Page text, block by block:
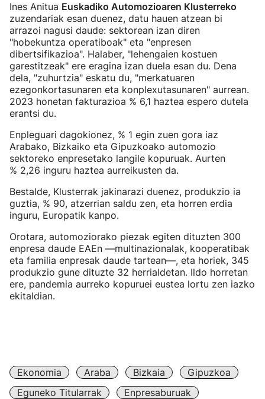
Ines Anitua Euskadiko Automozioaren Klusterreko
zuzendariak esan duenez, datu hauen atzean bi
arrazoi nagusi daude: sektorean izan diren
"hobekuntza operatiboak" eta "enpresen
dibertsifikazioa". Halaber, "lehengaien kostuen
garestitzeak" ere eragina izan duela esan du. Dena
dela, "zuhurtzia" eskatu du, "merkatuaren
ezegonkortasunaren eta konplexutasunaren" aurrean.
2023 honetan fakturazioa % 6,1 haztea espero dutela
erantsi du.
Enpleguari dagokionez, % 1 egin zuen gora iaz
Arabako, Bizkaiko eta Gipuzkoako automozio
sektoreko enpresetako langile kopuruak. Aurten
% 2,26 inguru haztea aurreikusten da.
Bestalde, Klusterrak jakinarazi duenez, produkzio ia
guztia, % 90, atzerrian saldu zen, eta horren erdia
inguru, Europatik kanpo.
Orotara, automoziorako piezak egiten dituzten 300
enpresa daude EAEn —multinazionalak, kooperatibak
eta familia enpresak daude tartean—, eta horiek, 345
produkzio gune dituzte 32 herrialdetan. Ildo horretan
ere, pandemia aurreko kopuruei eustea lortu zen iazko
ekitaldian.
Ekonomia Araba Bizkaia
Gipuzkoa
Eguneko Titularrak
Enpresaburuak